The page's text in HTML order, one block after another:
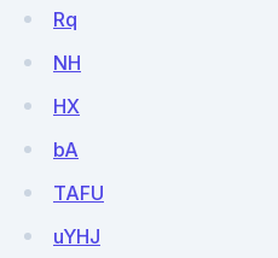
Rq
NH
HX
bA
TAFU
uYHJ